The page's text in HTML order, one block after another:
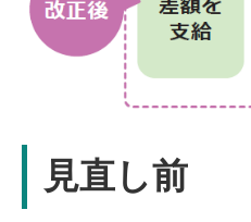
見直し前